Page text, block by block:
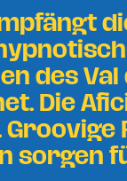
des
Die
sorgen